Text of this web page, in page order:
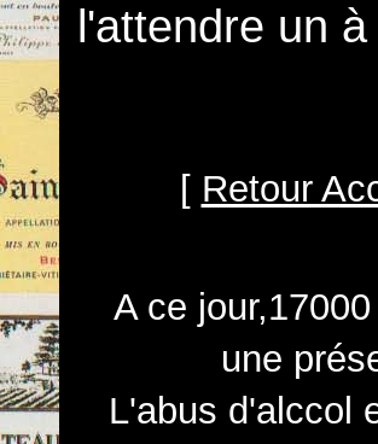
l'attendre un
[ Retour
A ce
une
L'abus d'alccol